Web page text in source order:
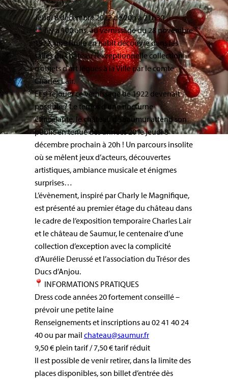
Jeudi 8 décembre 2022 de 20h à 21h30
Il y a 100 ans, au vernissage du 28 novembre
1922, une foule en habit découvre dans les
salles du château l’exceptionnelle collection
d’objets d’art légués à la Ville par le comte
Charles Lair.
Et si rejouer ce vernissage de 1922 devenait
possible ? Le temps d’une nocturne
étincelante, le château de Saumur attend son
public en tenue des années 20 le jeudi 8
décembre prochain à 20h ! Un parcours insolite
où se mêlent jeux d’acteurs, découvertes
artistiques, ambiance musicale et énigmes
surprises…
L’évènement, inspiré par Charly le Magnifique,
est présenté au premier étage du château dans
le cadre de l’exposition temporaire Charles Lair
et le château de Saumur, le centenaire d’une
collection d’exception avec la complicité
d’Aurélie Derussé et l’association du Trésor des
Ducs d’Anjou.
INFORMATIONS PRATIQUES
Dress code années 20 fortement conseillé –
prévoir une petite laine
Renseignements et inscriptions au 02 41 40 24
40 ou par mailchateau@saumur.fr
9,50 € plein tarif / 7,50 € tarif réduit
Il est possible de venir retirer, dans la limite des
places disponibles, son billet d’entrée dès